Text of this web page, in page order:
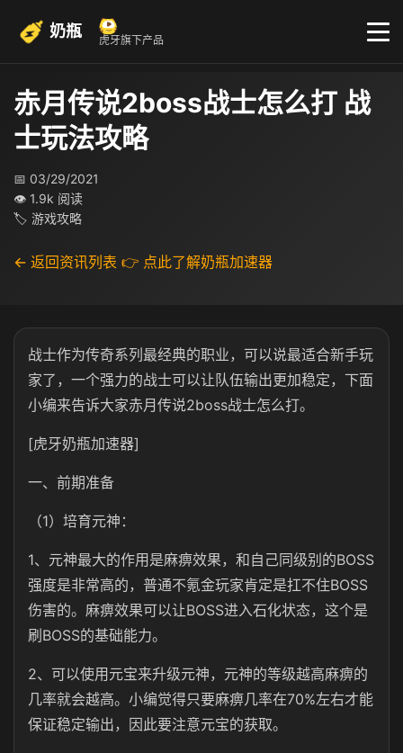
奶瓶 虎牙旗下产品
赤月传说2boss战士怎么打 战
士玩法攻略
📅 03/29/2021
👁 1.9k 阅读
🏷 游戏攻略
← 返回资讯列表 👉 点此了解奶瓶加速器
战士作为传奇系列最经典的职业，可以说最适合新手玩
家了，一个强力的战士可以让队伍输出更加稳定，下面
小编来告诉大家赤月传说2boss战士怎么打。
[虎牙奶瓶加速器]
一、前期准备
（1）培育元神：
1、元神最大的作用是麻痹效果，和自己同级别的BOSS
强度是非常高的，普通不氪金玩家肯定是扛不住BOSS
伤害的。麻痹效果可以让BOSS进入石化状态，这个是
刷BOSS的基础能力。
2、可以使用元宝来升级元神，元神的等级越高麻痹的
几率就会越高。小编觉得只要麻痹几率在70%左右才能
保证稳定输出，因此要注意元宝的获取。